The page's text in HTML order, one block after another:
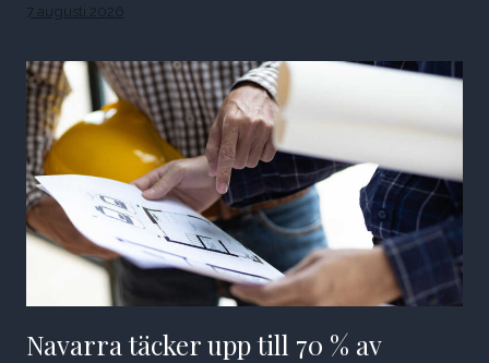
7 augusti 2026
Navarra täcker upp till 70 % av